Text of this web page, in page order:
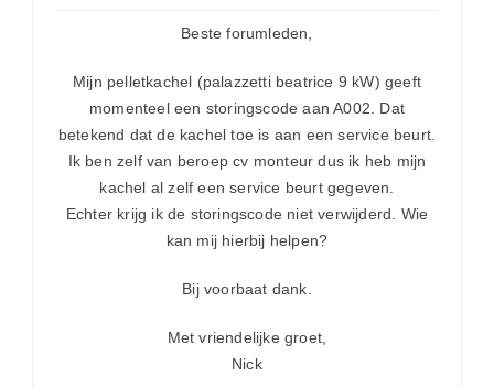
Beste forumleden,
Mijn pelletkachel (palazzetti beatrice 9 kW) geeft
momenteel een storingscode aan A002. Dat
betekend dat de kachel toe is aan een service beurt.
Ik ben zelf van beroep cv monteur dus ik heb mijn
kachel al zelf een service beurt gegeven.
Echter krijg ik de storingscode niet verwijderd. Wie
kan mij hierbij helpen?
Bij voorbaat dank.
Met vriendelijke groet,
Nick